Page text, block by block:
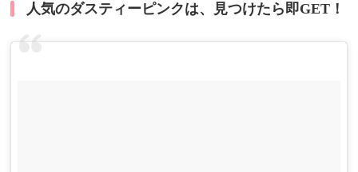
人気のダスティーピンクは、見つけたら即GET！